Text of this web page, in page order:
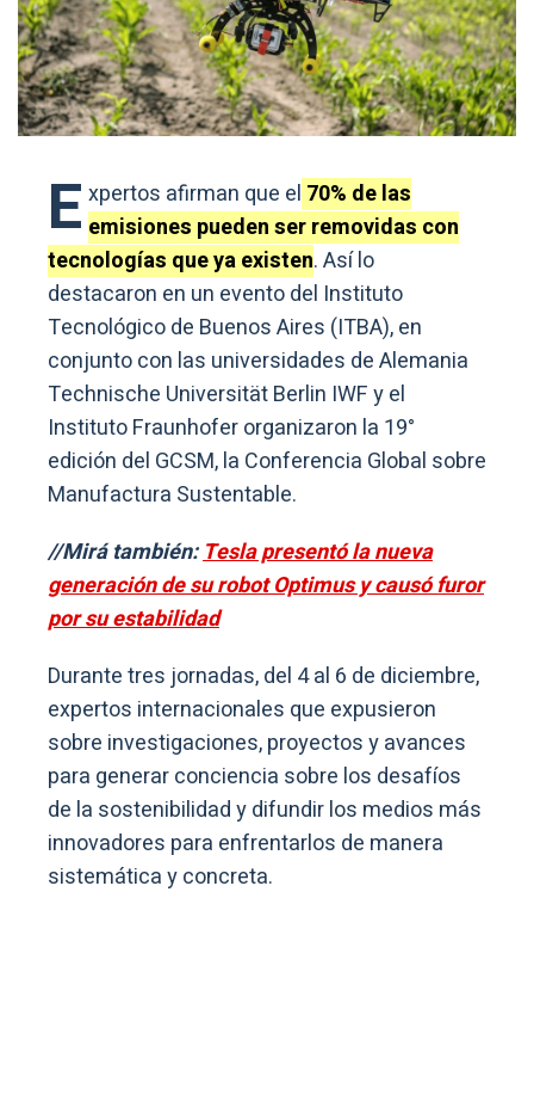
E xpertos afirman que el 70% de las
emisiones pueden ser removidas con
tecnologías que ya existen. Así lo
destacaron en un evento del Instituto
Tecnológico de Buenos Aires (ITBA), en
conjunto con las universidades de Alemania
Technische Universität Berlin IWF y el
Instituto Fraunhofer organizaron la 19°
edición del GCSM, la Conferencia Global sobre
Manufactura Sustentable.
//Mirá también:Tesla presentó la nueva
generación de su robot Optimus y causó furor
por su estabilidad
Durante tres jornadas, del 4 al 6 de diciembre,
expertos internacionales que expusieron
sobre investigaciones, proyectos y avances
para generar conciencia sobre los desafíos
de la sostenibilidad y difundir los medios más
innovadores para enfrentarlos de manera
sistemática y concreta.